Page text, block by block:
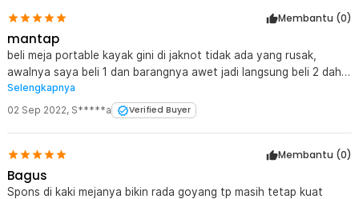
Membantu (0)
mantap
beli meja portable kayak gini di jaknot tidak ada yang rusak,
awalnya saya beli 1 dan barangnya awet jadi langsung beli 2 dah
buat ibu sama adik, sukses selalu jaknot!
Selengkapnya
02 Sep 2022, S*****a Verified Buyer
Membantu (0)
Bagus
Spons di kaki mejanya bikin rada goyang tp masih tetap kuat